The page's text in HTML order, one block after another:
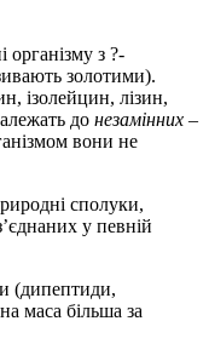
організму з ?-
золотими).
ізолейцин, лізин,
до незамінних –
вони не
сполуки,
у певній
(дипептиди,
маса більша за